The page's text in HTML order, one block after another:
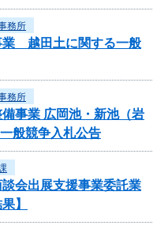
務所
業 越田土に関する一般
務所
事業 広岡池・新池（岩
般競争入札公告
会出展支援事業委託業
】